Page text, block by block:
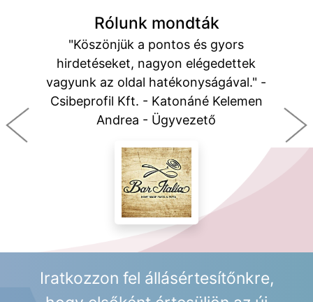
Rólunk mondták
"Köszönjük a pontos és gyors
hirdetéseket, nagyon elégedettek
vagyunk az oldal hatékonyságával." -
Csibeprofil Kft. - Katonáné Kelemen
Andrea - Ügyvezető
Iratkozzon fel állásértesítőnkre,